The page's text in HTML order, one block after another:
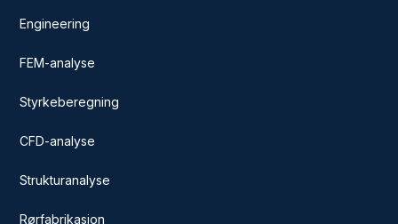
Engineering
FEM-analyse
Styrkeberegning
CFD-analyse
Strukturanalyse
Rørfabrikasjon